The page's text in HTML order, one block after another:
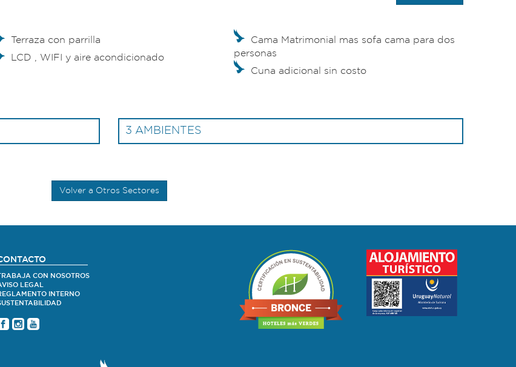
Terraza con parrilla
LCD , WIFI y aire acondicionado
Cama Matrimonial mas sofa cama para dos
personas
Cuna adicional sin costo
3 AMBIENTES
Volver a Otros Sectores
CON NOSOTROS
LEGAL
INTERNO